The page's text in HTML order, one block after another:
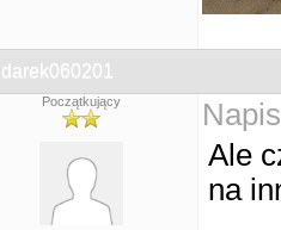
darek060201
Początkujący
Ale
na